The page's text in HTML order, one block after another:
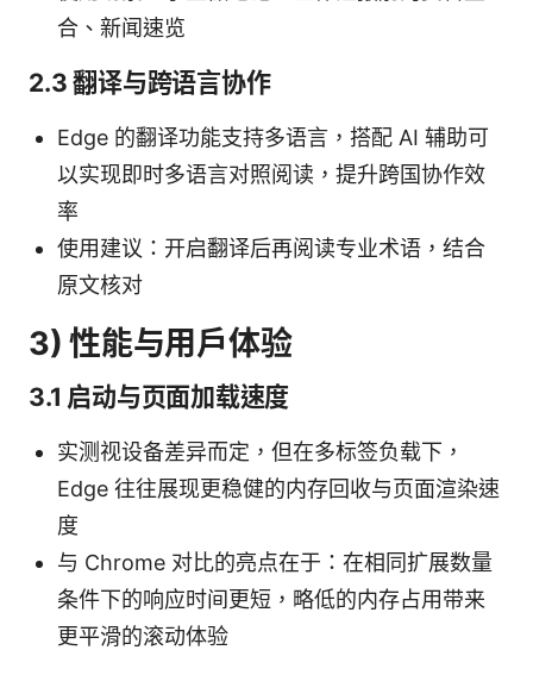
合、新闻速览
2.3 翻译与跨语言协作
Edge 的翻译功能支持多语言，搭配 AI 辅助可
以实现即时多语言对照阅读，提升跨国协作效
率
使用建议：开启翻译后再阅读专业术语，结合
原文核对
3) 性能与用户体验
3.1 启动与页面加载速度
实测视设备差异而定，但在多标签负载下，
Edge 往往展现更稳健的内存回收与页面渲染速
度
与 Chrome 对比的亮点在于：在相同扩展数量
条件下的响应时间更短，略低的内存占用带来
更平滑的滚动体验